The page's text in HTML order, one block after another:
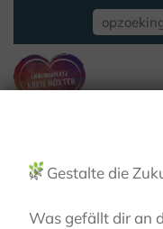
🌿 Gestalte die
Was gefällt dir an